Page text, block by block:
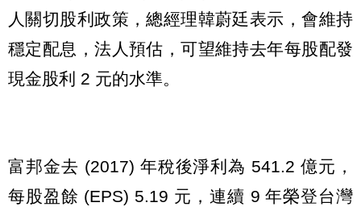
人關切股利政策，總經理韓蔚廷表示，會維持
穩定配息，法人預估，可望維持去年每股配發
現金股利 2 元的水準。
富邦金去 (2017) 年稅後淨利為 541.2 億元，
每股盈餘 (EPS) 5.19 元，連續 9 年榮登台灣